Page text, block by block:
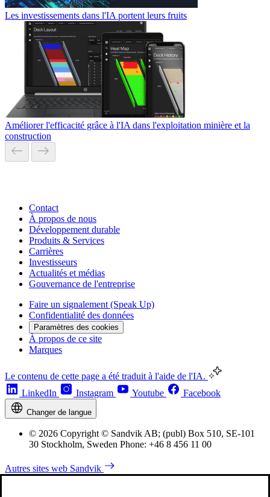
Les investissements dans l'IA portent leurs fruits
Améliorer l'efficacité grâce à l'IA dans l'exploitation minière et la
construction
Contact
À propos de nous
Développement durable
Produits & Services
Carrières
Investisseurs
Actualités et médias
Gouvernance de l'entreprise
Faire un signalement (Speak Up)
Confidentialité des données
Paramètres des cookies
À propos de ce site
Marques
Le contenu de cette page a été traduit à l'aide de l'IA.
LinkedIn
Instagram Youtube Facebook
Changer de langue
© 2026 Copyright © Sandvik AB; (publ) Box 510, SE-101
30 Stockholm, Sweden Phone: +46 8 456 11 00
Autres sites web Sandvik